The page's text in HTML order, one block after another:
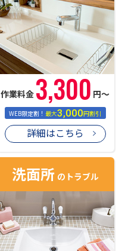
作業料金 3,300 円〜
WEB限定割！最大3,000円割引
詳細はこちら
洗面所 のトラブル